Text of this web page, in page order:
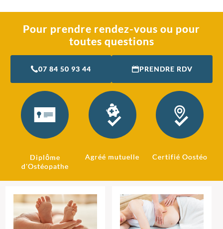
Pour prendre rendez-vous ou pour
toutes questions
07 84 50 93 44 PRENDRE RDV
Diplôme
d'Ostéopathe
Agréé mutuelle Certifié Oostéo